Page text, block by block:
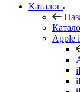
Каталог
Apple